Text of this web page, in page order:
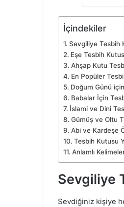
İçindekiler
Sevgiliye Tesbih
Eşe Tesbih
Ahşap Kutu
En Popüler
Doğum Günü
Babalar İçin
İslami ve Dini
Gümüş ve Oltu
Abi ve Kardeşe
Tesbih Kutusu
Anlamlı
Sevgiliye
Sevdiğiniz kişiye